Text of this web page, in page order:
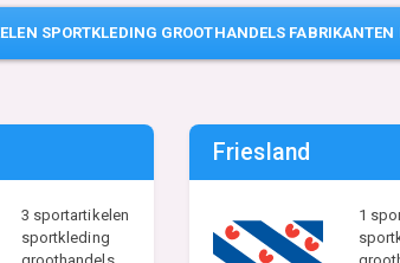
SPORTKLEDING GROOTHANDELS
3 sportartikelen
sportkleding
Friesland
1